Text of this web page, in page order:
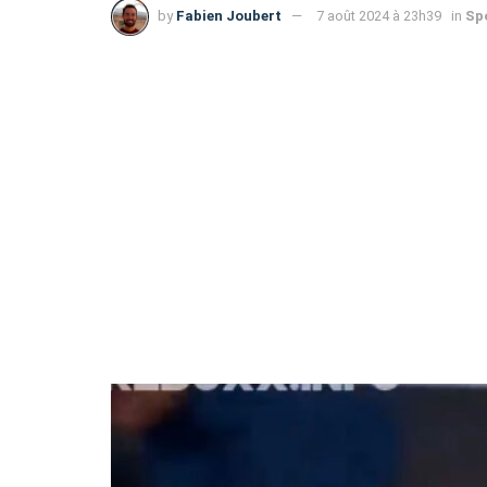
by Fabien Joubert 7 août 2024 à 23h39 in